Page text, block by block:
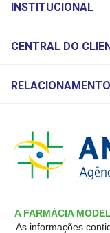
INSTITUCIONAL
CENTRAL DO
RELACIONAMENTO
A FARMÁCIA
As informações